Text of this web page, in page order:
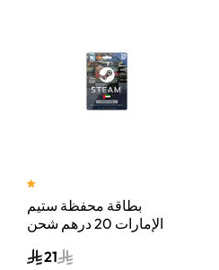
بطاقة محفظة ستيم
الإمارات 20 درهم شحن
رقمي
21